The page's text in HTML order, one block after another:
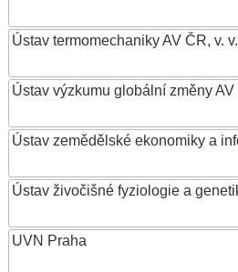
Ústav termomechaniky AV ČR, v.
Ústav výzkumu globální změny AV
Ústav zemědělské ekonomiky a
Ústav živočišné fyziologie a
UVN Praha